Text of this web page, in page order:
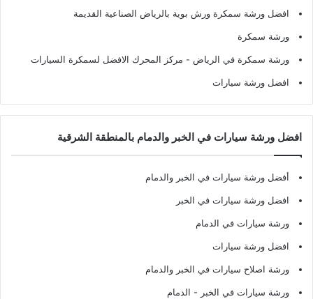
افضل ورشة سمكرة ورش بوية بالرياض الصناعية القديمة
ورشة سمكرة
ورشة سمكرة في الرياض - مركز المحرك الافضل لسمكرة السيارات
افضل ورشة سيارات
افضل ورشة سيارات في الخبر والدمام بالمنطقة الشرقية
أفضل ورشة سيارات في الخبر والدمام
افضل ورشة سيارات في الخبر
ورشة سيارات في الدمام
افضل ورشة سيارات
ورشة اصلاح سيارات في الخبر والدمام
ورشة سيارات في الخبر - الدمام